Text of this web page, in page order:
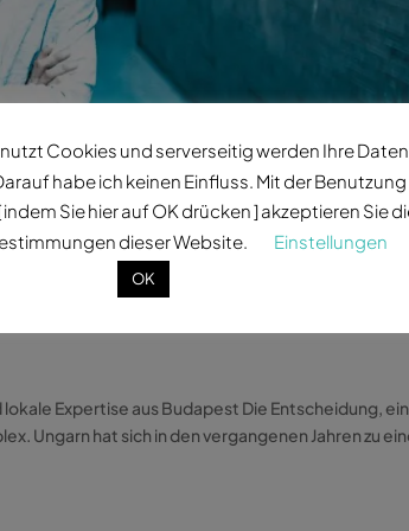
Peter – Leidenschaft
Expertise aus Budapest Die Entscheidung, ein
Ungarn hat sich in den vergangenen Jahren zu
Cookies und serverseitig werden Ihre Daten
habe ich keinen Einfluss. Mit der Benutzung
Sie hier auf OK drücken ] akzeptieren Sie
dieser Website.
Einstellungen
OK